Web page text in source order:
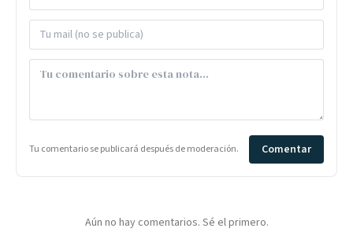
Tu comentario se publicará después de moderación. Comentar
Aún no hay comentarios. Sé el primero.